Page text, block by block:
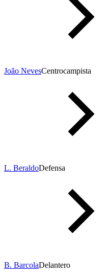
João NevesCentrocampista
L. BeraldoDefensa
B. BarcolaDelantero